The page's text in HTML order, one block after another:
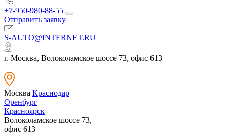
+7-950-980-88-55
Отправить заявку
S-AUTO@INTERNET.RU
г. Москва, Волоколамское шоссе 73, офис 613
Москва Краснодар
Оренбург
Красноярск
Волоколамское шоссе 73,
офис 613